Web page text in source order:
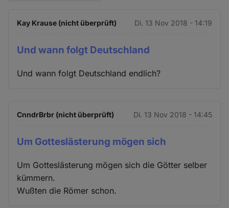
Kay Krause (nicht überprüft) Di. 13 Nov 2018 - 14:19
Und wann folgt Deutschland
Und wann folgt Deutschland endlich?
CnndrBrbr (nicht überprüft) Di. 13 Nov 2018 - 14:45
Um Gotteslästerung mögen sich
Um Gotteslästerung mögen sich die Götter selber
kümmern.
Wußten die Römer schon.